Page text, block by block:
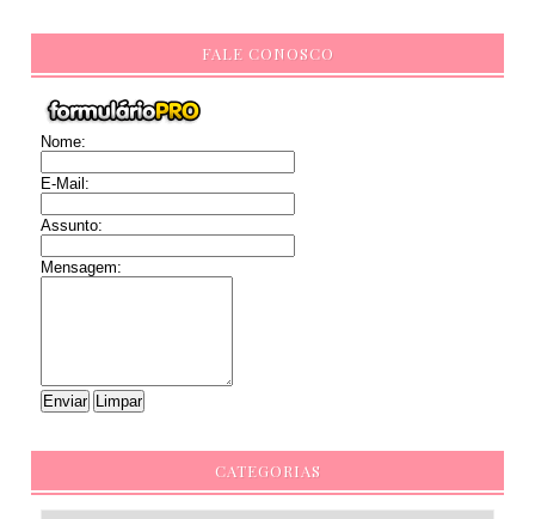
FALE CONOSCO
Nome:
E-Mail:
Assunto:
Mensagem:
CATEGORIAS